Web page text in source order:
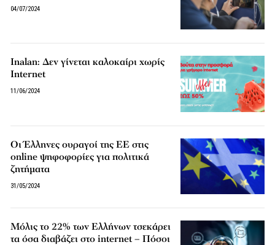
04/07/2024
Inalan: Δεν γίνεται καλοκαίρι χωρίς
Internet
11/06/2024
Οι Έλληνες ουραγοί της ΕΕ στις
online ψηφοφορίες για πολιτικά
ζητήματα
31/05/2024
Μόλις το 22% των Ελλήνων τσεκάρει
τα όσα διαβάζει στο internet – Πόσοι